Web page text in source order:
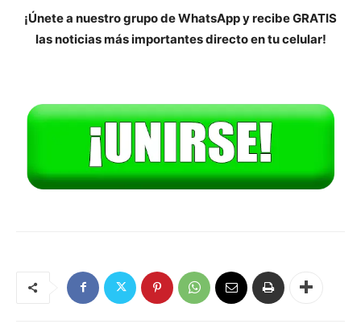
¡Únete a nuestro grupo de WhatsApp y recibe GRATIS
las noticias más importantes directo en tu celular!